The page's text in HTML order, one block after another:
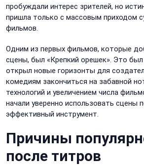
пробуждали интерес зрителей, но
пришла только с массовым приходом
фильмов.
Одним из первых фильмов, которые
сцены, был «Крепкий орешек». Это
открыл новые горизонты для
комедиям закончиться на забавной
технологий и увеличением числа
начали уверенно использовать сцены
эффективный инструмент.
Причины
после титров